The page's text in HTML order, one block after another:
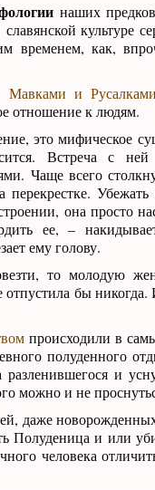
наших
культуре
временем, как,
Мавками и Русалками
отношение к людям.
это мифическое
Встреча с ней
Чаще всего
Убежать
она просто
ее, –
ему голову.
то молодую
бы никогда.
происходили в
полуденного
и
можно и не
даже
Полуденица и или
человека